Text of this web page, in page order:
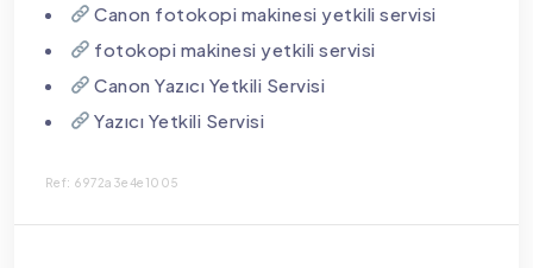
Canon fotokopi makinesi yetkili servisi
fotokopi makinesi yetkili servisi
Canon Yazıcı Yetkili Servisi
Yazıcı Yetkili Servisi
Ref: 6972a3e4e1005